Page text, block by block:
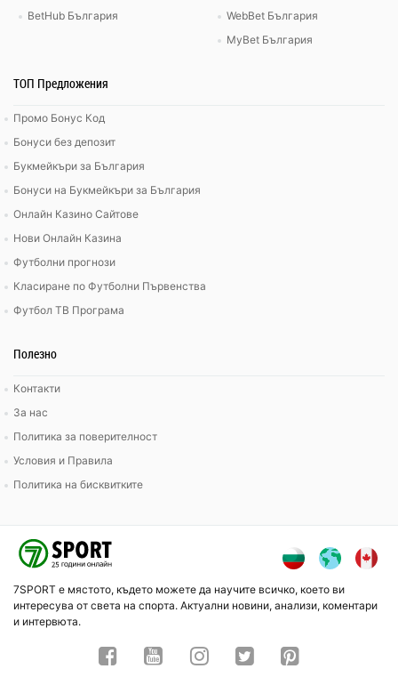
BetHub България
WebBet България
MyBet България
ТОП Предложения
Промо Бонус Код
Бонуси без депозит
Букмейкъри за България
Бонуси на Букмейкъри за България
Онлайн Казино Сайтове
Нови Онлайн Казина
Футболни прогнози
Класиране по Футболни Първенства
Футбол ТВ Програма
Полезно
Контакти
За нас
Политика за поверителност
Условия и Правила
Политика на бисквитките
7SPORT е мястото, където можете да научите всичко, което ви
интересува от света на спорта. Актуални новини, анализи, коментари
и интервюта.